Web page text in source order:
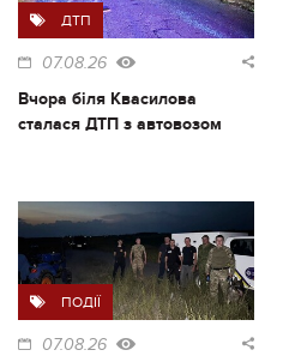
ДТП
07.08.26
Вчора біля Квасилова
сталася ДТП з автовозом
ПОДІЇ
07.08.26